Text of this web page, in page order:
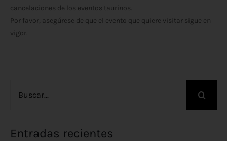
cancelaciones de los eventos taurinos.
Por favor, asegúrese de que el evento que quiere visitar sigue en
vigor.
Entradas recientes